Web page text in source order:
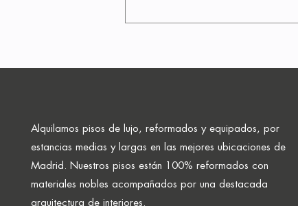
Alquilamos pisos de lujo, reformados y equipados, por
estancias medias y largas en las mejores ubicaciones de
Madrid. Nuestros pisos están 100% reformados con
materiales nobles acompañados por una destacada
arquitectura de interiores.